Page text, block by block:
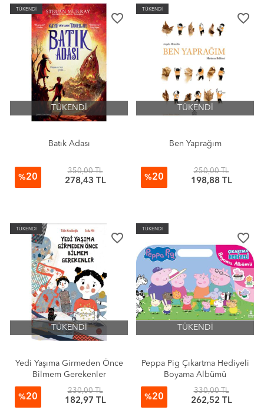
TÜKENDİ
favorite_border
TÜKENDİ
Batık Adası
%20
350,00 TL
278,43 TL
TÜKENDİ
favorite_border
TÜKENDİ
Ben Yaprağım
%20
250,00 TL
198,88 TL
TÜKENDİ
favorite_border
TÜKENDİ
Yedi Yaşıma Girmeden Önce
Bilmem Gerekenler
%20
230,00 TL
182,97 TL
TÜKENDİ
favorite_border
TÜKENDİ
Peppa Pig Çıkartma Hediyeli
Boyama Albümü
%20
330,00 TL
262,52 TL